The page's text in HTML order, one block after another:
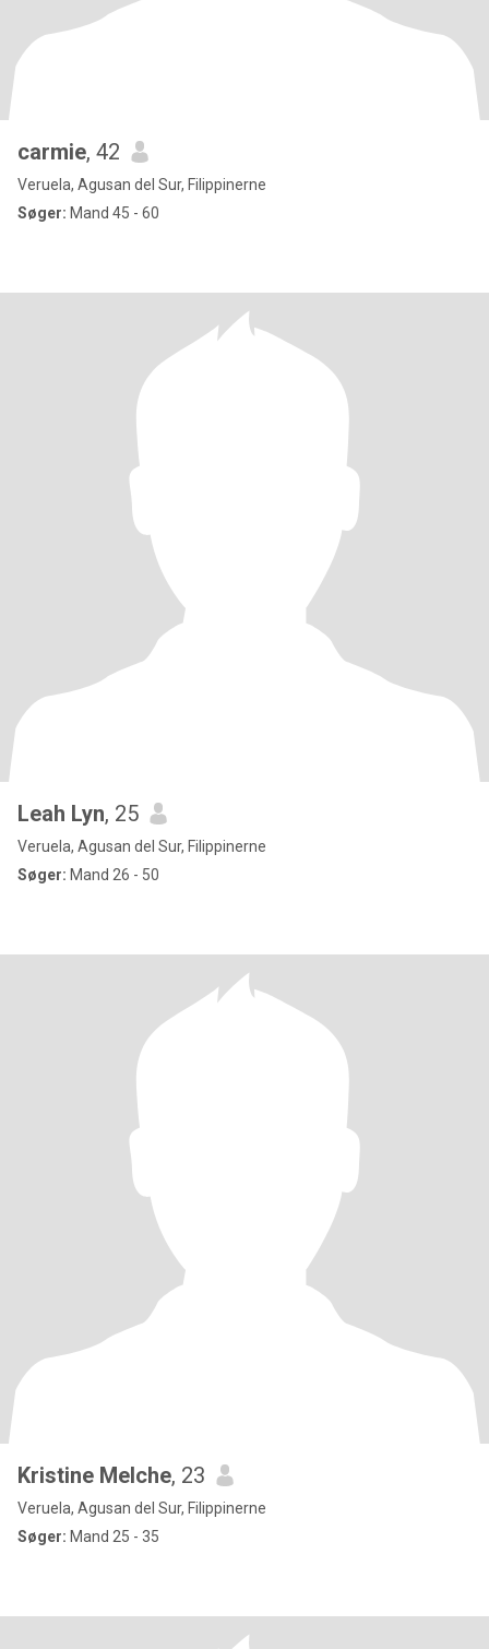
carmie, 42
Veruela, Agusan del Sur, Filippinerne
Søger: Mand 45 - 60
Leah Lyn, 25
Veruela, Agusan del Sur, Filippinerne
Søger: Mand 26 - 50
Kristine Melche, 23
Veruela, Agusan del Sur, Filippinerne
Søger: Mand 25 - 35